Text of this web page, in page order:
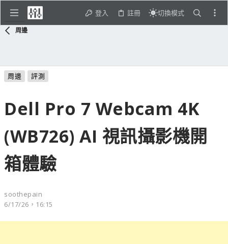
登入 註冊 切換模式
周邊
周邊 評測
Dell Pro 7 Webcam 4K
(WB726) AI 視訊攝影機開
箱體驗
soothepain
6/17/26，16:15